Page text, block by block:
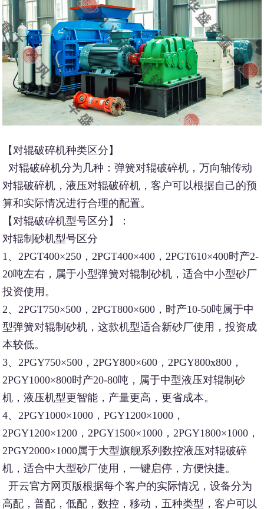
【对辊破碎机种类区分】
对辊破碎机分为几种：弹簧对辊破碎机，万向轴传动
对辊破碎机，液压对辊破碎机，客户可以根据自己的预
算和实际情况进行合理的配置。
【对辊破碎机型号区分】：
对辊制砂机型号区分
1、2PGT400×250，2PGT400×400，2PGT610×400时产2-
20吨左右，属于小型弹簧对辊制砂机，适合中小型砂厂
投资使用。
2、2PGT750×500，2PGT800×600，时产10-50吨属于中
型弹簧对辊制砂机，这款机型适合新砂厂使用，投资成
本较低。
3、2PGY750×500，2PGY800×600，2PGY800x800，
2PGY1000×800时产20-80吨，属于中型液压对辊制砂
机，液压机型更智能，产量更高，更省成本。
4、2PGY1000×1000，PGY1200×1000，
2PGY1200×1200，2PGY1500×1000，2PGY1800×1000，
2PGY2000×1000属于大型旗舰系列数控液压对辊破碎
机，适合中大型砂厂使用，一键启停，方便快捷。
开云官方网页版根据每个客户的实际情况，设备分为
高配，普配，低配，数控，移动，五种类型，客户可以